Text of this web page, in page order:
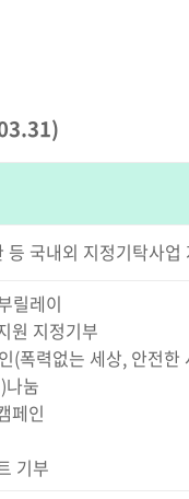
등 국내외 지정기탁사업
릴레이
원 지정기부
(폭력없는 세상, 안전한
나눔
페인
기부